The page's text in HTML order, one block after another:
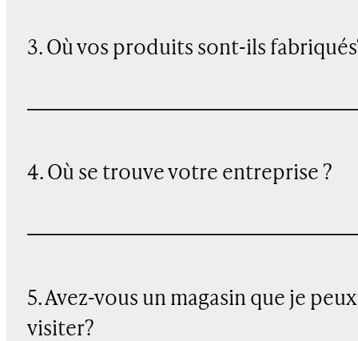
3. Où vos produits sont-ils
4. Où se trouve votre entreprise ?
5. Avez-vous un magasin que je peux
visiter?